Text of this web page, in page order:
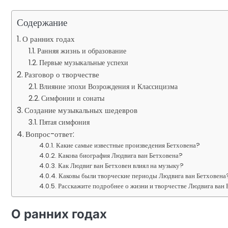
Содержание
О ранних годах
Ранняя жизнь и образование
Первые музыкальные успехи
Разговор о творчестве
Влияние эпохи Возрождения и Классицизма
Симфонии и сонаты
Создание музыкальных шедевров
Пятая симфония
Вопрос-ответ:
Какие самые известные произведения Бетховена?
Какова биография Людвига ван Бетховена?
Как Людвиг ван Бетховен влиял на музыку?
Каковы были творческие периоды Людвига ван
Расскажите подробнее о жизни и творчестве Людвига ван
О ранних годах